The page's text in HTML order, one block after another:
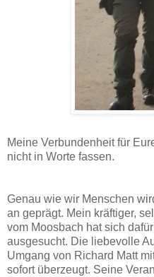
Meine Verbundenheit für
nicht in Worte fassen.
Genau wie wir Menschen
an geprägt. Mein kräftiger,
vom Moosbach hat sich
ausgesucht. Die liebevolle
Umgang von Richard Matt
sofort überzeugt. Seine